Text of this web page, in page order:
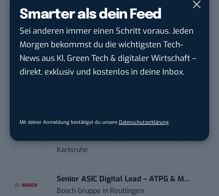
Smarter als dein Feed
Sei anderen immer einen Schritt voraus. Jeden
Morgen bekommst du die wichtigsten Tech-
News aus KI, Green Tech & digitaler Wirtschaft –
direkt, exklusiv und kostenlos in deine Inbox.
Mit deiner Anmeldung bestätigst du unsere Datenschutzerklärung
Social Media Content Creator (m/w/d)
moveUP Media GmbHinDüsseldorf
Anforderungs- und Projektmanager
touristische...
Engagement / Soc...
Karlsruhe
Senior ASIC Digital Lead – ATPG & M...
Bosch Gruppe in Reutlingen